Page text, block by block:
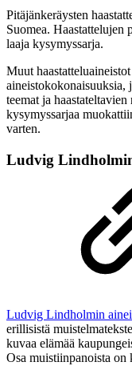
Pitäjänkeräysten
Suomea.
laaja kysymyssarja.
Muut
aineistokokonaisuuksia,
teemat ja
kysymyssarjaa
varten.
Ludvig
Ludvig Lindholmin
erillisistä
kuvaa elämää
Osa muistiinpanoista on